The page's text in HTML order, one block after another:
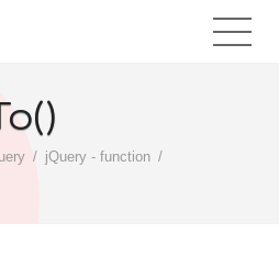
jQuery - function